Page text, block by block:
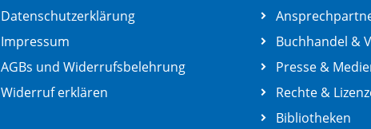
Datenschutzerklärung
Impressum
AGBs und Widerrufsbelehrung
Widerruf erklären
Buchhandel &
Presse &
Rechte &
Bibliotheken